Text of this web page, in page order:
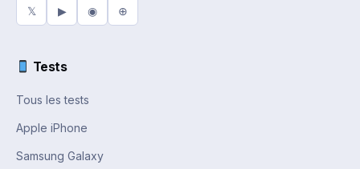
𝕏 ▶ ◉ ⊕
Tests
Tous les tests
Apple iPhone
Samsung Galaxy